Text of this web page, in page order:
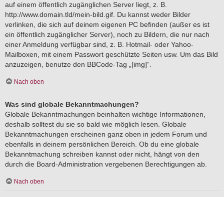
auf einem öffentlich zugänglichen Server liegt, z. B.
http://www.domain.tld/mein-bild.gif. Du kannst weder Bilder
verlinken, die sich auf deinem eigenen PC befinden (außer es ist
ein öffentlich zugänglicher Server), noch zu Bildern, die nur nach
einer Anmeldung verfügbar sind, z. B. Hotmail- oder Yahoo-
Mailboxen, mit einem Passwort geschützte Seiten usw. Um das Bild
anzuzeigen, benutze den BBCode-Tag „[img]“.
Nach oben
Was sind globale Bekanntmachungen?
Globale Bekanntmachungen beinhalten wichtige Informationen,
deshalb solltest du sie so bald wie möglich lesen. Globale
Bekanntmachungen erscheinen ganz oben in jedem Forum und
ebenfalls in deinem persönlichen Bereich. Ob du eine globale
Bekanntmachung schreiben kannst oder nicht, hängt von den
durch die Board-Administration vergebenen Berechtigungen ab.
Nach oben